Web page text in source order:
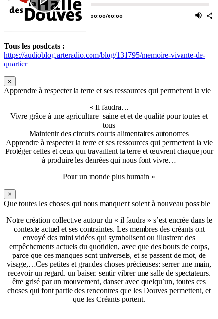
Tous les posdcats :
https://audioblog.arteradio.com/blog/131795/memoire-vivante-de-
quartier
×
Apprendre à respecter la terre et ses ressources qui permettent la vie
« Il faudra…
Vivre grâce à une agriculture saine et et de qualité pour toutes et
tous
Maintenir des circuits courts alimentaires autonomes
Apprendre à respecter la terre et ses ressources qui permettent la vie
Protéger celles et ceux qui travaillent la terre et œuvrent chaque jour
à produire les denrées qui nous font vivre…
Pour un monde plus humain »
×
Que toutes les choses qui nous manquent soient à nouveau possible
Notre création collective autour du « il faudra » s’est encrée dans le
contexte actuel et ses contraintes. Les membres des créants ont
envoyé des mini vidéos qui symbolisent ou illustrent des
empêchements actuels du quotidien, avec que des bouts de corps,
parce que ces manques sont universels, et se passent de mot, de
visage,…Ces petites et grandes choses précieuses: serrer une main,
recevoir un regard, un baiser, sentir vibrer une salle de spectateurs,
être grisé par un mouvement, danser avec quelqu’un, toutes ces
choses qui font partie des rencontres que les Douves permettent, et
que les Créants portent.